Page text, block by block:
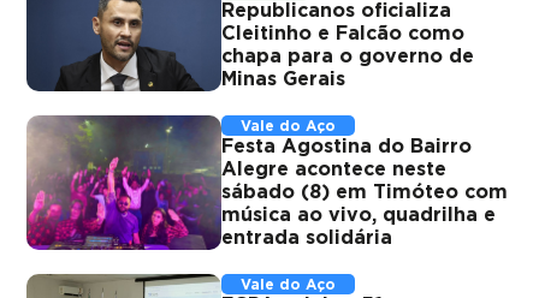
Republicanos oficializa
Cleitinho e Falcão como
chapa para o governo de
Minas Gerais
Vale do Aço
Festa Agostina do Bairro
Alegre acontece neste
sábado (8) em Timóteo com
música ao vivo, quadrilha e
entrada solidária
Vale do Aço